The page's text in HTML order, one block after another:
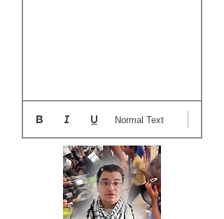
Normal Text